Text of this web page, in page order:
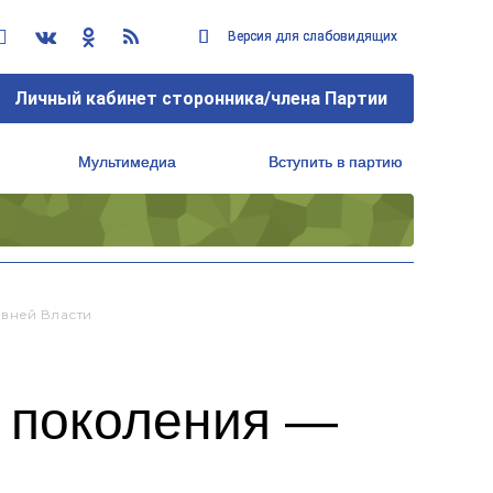
Версия для слабовидящих
Личный кабинет сторонника/члена Партии
Мультимедиа Вступить в партию
Власти
поколения —
Версия для слабовидящих
Личный кабинет сторонника/члена Партии
Мультимедиа Вступить в партию